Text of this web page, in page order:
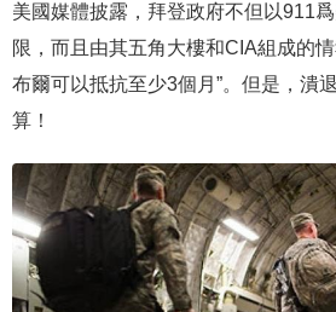
美國媒體披露，拜登政府不但以911
限，而且由其五角大樓和CIA組成的
布爾可以抵抗至少3個月”。但是，潰
算！